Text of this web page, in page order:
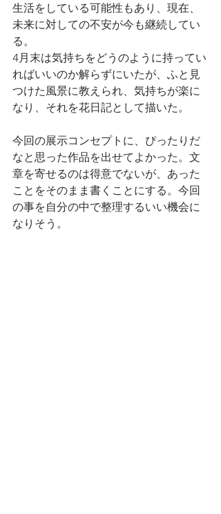
生活をしている可能性もあり、現在、
未来に対しての不安が今も継続してい
る。
4月末は気持ちをどうのように持ってい
ればいいのか解らずにいたが、ふと見
つけた風景に教えられ、気持ちが楽に
なり、それを花日記として描いた。
今回の展示コンセプトに、ぴったりだ
なと思った作品を出せてよかった。文
章を寄せるのは得意でないが、あった
ことをそのまま書くことにする。今回
の事を自分の中で整理するいい機会に
なりそう。